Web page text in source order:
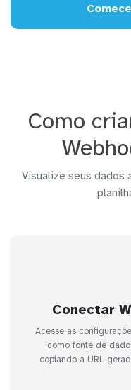
Como
Visualize seus
Conectar
Acesse as
como fonte de
copiando a URL